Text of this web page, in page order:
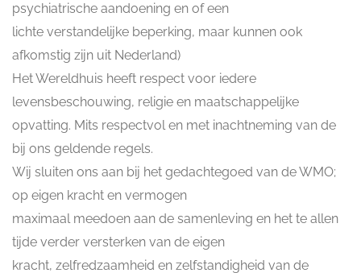
psychiatrische aandoening en of een
lichte verstandelijke beperking, maar kunnen ook
afkomstig zijn uit Nederland)
Het Wereldhuis heeft respect voor iedere
levensbeschouwing, religie en maatschappelijke
opvatting. Mits respectvol en met inachtneming van de
bij ons geldende regels.
Wij sluiten ons aan bij het gedachtegoed van de WMO;
op eigen kracht en vermogen
maximaal meedoen aan de samenleving en het te allen
tijde verder versterken van de eigen
kracht, zelfredzaamheid en zelfstandigheid van de